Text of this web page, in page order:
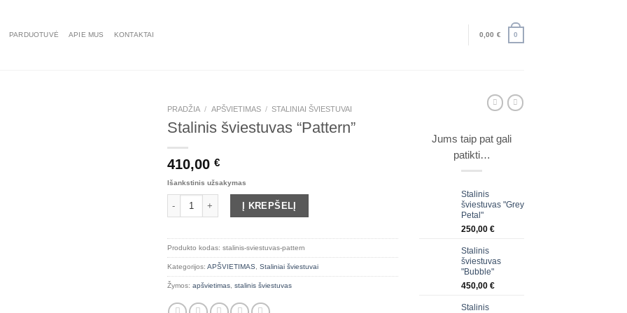
PARDUOTUVĖ APIE MUS KONTAKTAI 0,00 € 0
PRADŽIA / APŠVIETIMAS / STALINIAI ŠVIESTUVAI
Stalinis šviestuvas “Pattern”
410,00 €
Išankstinis užsakymas
produkto kiekis: Stalinis šviestuvas "Pattern"
Į KREPŠELĮ
Produkto kodas: stalinis-sviestuvas-pattern
Kategorijos: APŠVIETIMAS, Staliniai šviestuvai
Žymos: apšvietimas, stalinis šviestuvas
Jums taip pat gali
patikti…
Stalinis
šviestuvas "Grey
Petal"
250,00 €
Stalinis
šviestuvas
"Bubble"
450,00 €
Stalinis